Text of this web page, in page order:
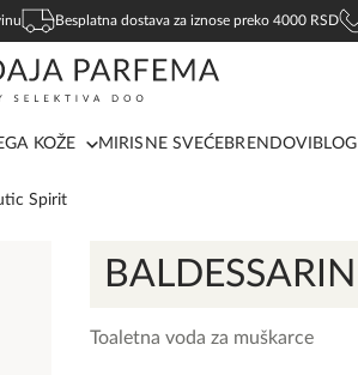
Besplatna dostava za iznose preko 4000 RSD
KOŽE MIRISNE SVEĆEBRENDOVI BLOG
Spirit
BALDESSARINI
Toaletna voda za muškarce